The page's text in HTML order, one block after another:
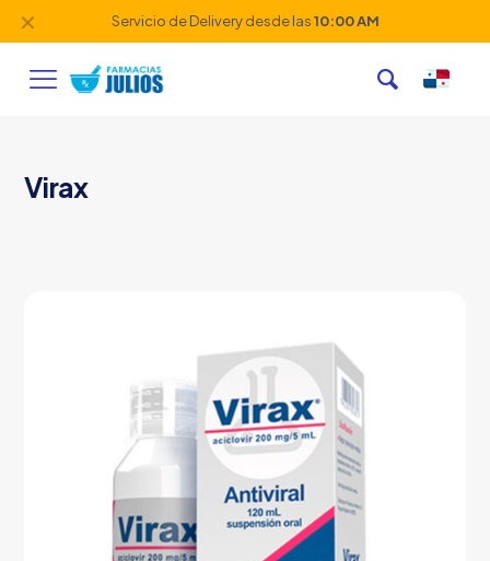
Servicio de Delivery desde las10:00 AM
✕
Virax